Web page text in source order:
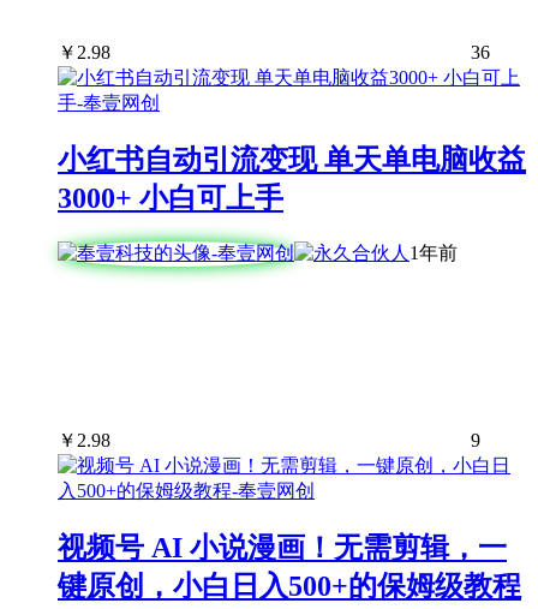
￥ 2.98 36
小红书自动引流变现 单天单电脑收益
3000+ 小白可上手
1年前
￥ 2.98 9
视频号 AI 小说漫画！无需剪辑，一
键原创，小白日入500+的保姆级教程